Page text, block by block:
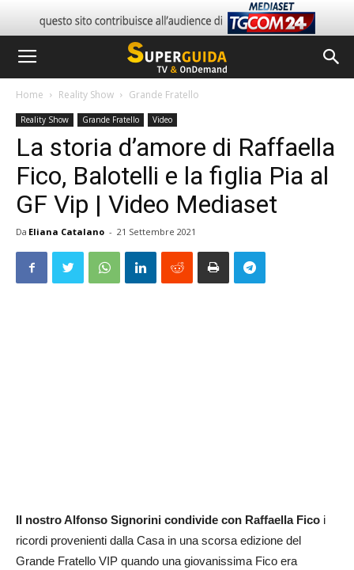
Home Reality Show Grande Fratello
Reality Show Grande Fratello Video
La storia d’amore di Raffaella
Fico, Balotelli e la figlia Pia al
GF Vip | Video Mediaset
Da Eliana Catalano - 21 Settembre 2021
Il nostro Alfonso Signorini condivide con Raffaella Fico i
ricordi provenienti dalla Casa in una scorsa edizione del
Grande Fratello VIP quando una giovanissima Fico era